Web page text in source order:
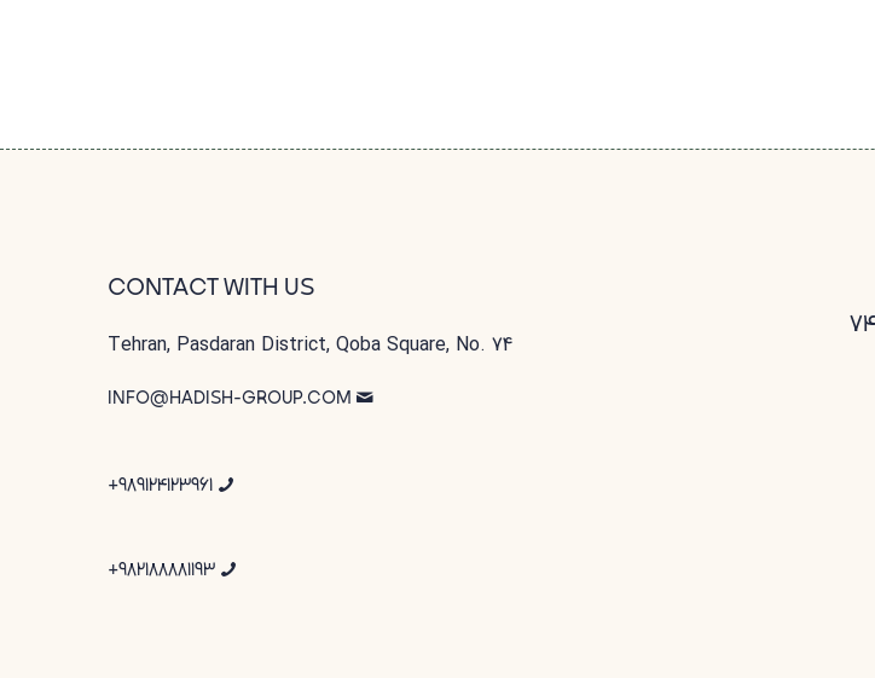
CONTACT WITH US
Tehran, Pasdaran District, Qoba Square, No. 74